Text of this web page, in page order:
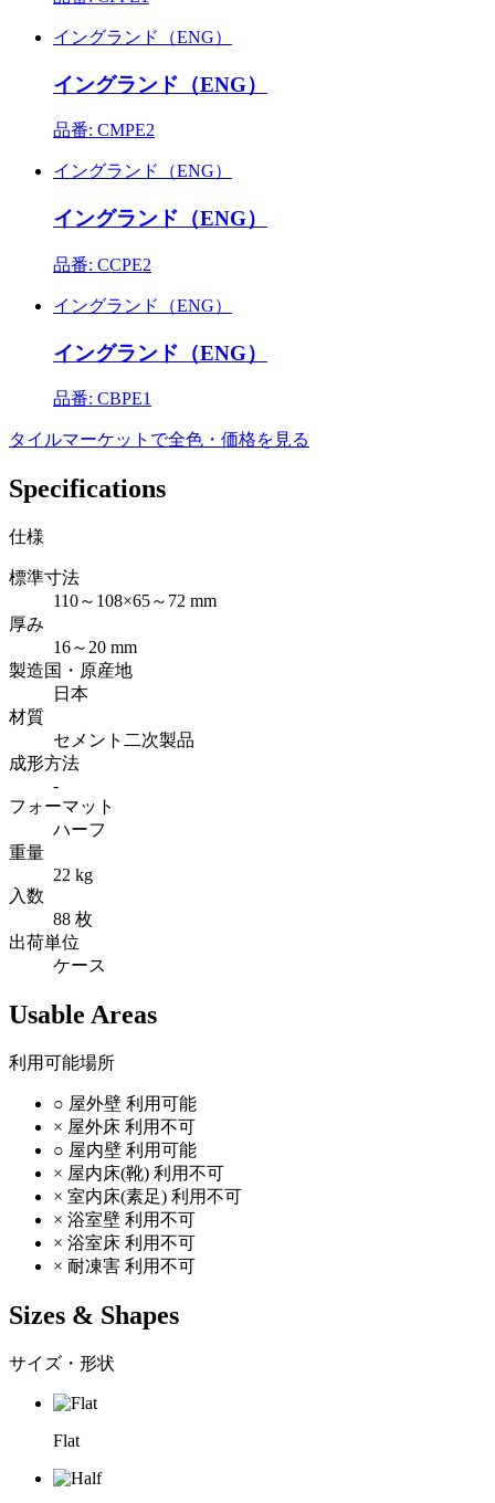
イングランド（ENG）
イングランド（ENG）
品番: CMPE2
イングランド（ENG）
イングランド（ENG）
品番: CCPE2
イングランド（ENG）
イングランド（ENG）
品番: CBPE1
タイルマーケットで全色・価格を見る
Specifications
仕様
標準寸法
110～108×65～72 mm
厚み
16～20 mm
製造国・原産地
日本
材質
セメント二次製品
成形方法
-
フォーマット
ハーフ
重量
22 kg
入数
88 枚
出荷単位
ケース
Usable Areas
利用可能場所
○ 屋外壁 利用可能
× 屋外床 利用不可
○ 屋内壁 利用可能
× 屋内床(靴) 利用不可
× 室内床(素足) 利用不可
× 浴室壁 利用不可
× 浴室床 利用不可
× 耐凍害 利用不可
Sizes & Shapes
サイズ・形状
Flat